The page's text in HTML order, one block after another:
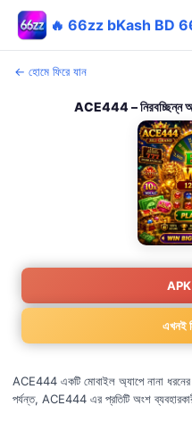
🔥 66zz bKash BD
← হোমে ফিরে যান
ACE444 – নিরবচ্ছিন্ন
APK
এখনই
ACE444 একটি মোবাইল অ্যাপে নানা ধরনের
পর্যন্ত, ACE444 এর প্রতিটি অংশ